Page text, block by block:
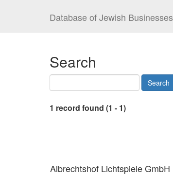
Database of Jewish
Search
1 record found (1 - 1)
Albrechtshof Lichtspiele GmbH